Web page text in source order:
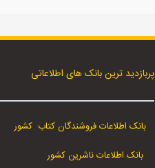
پربازدید ترین بانک های اطلاعاتی
بانک اطلاعات فروشندگان کتاب کشور
بانک اطلاعات ناشرین کشور